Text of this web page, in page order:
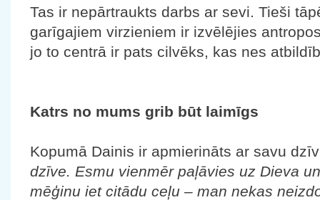
Tas ir nepārtraukts darbs ar sevi. Tieši
garīgajiem virzieniem ir izvēlējies
jo to centrā ir pats cilvēks, kas nes
Katrs no mums grib būt laimīgs
Kopumā Dainis ir apmierināts ar savu
dzīve. Esmu vienmēr paļāvies uz Dieva
mēģinu iet citādu ceļu – man nekas